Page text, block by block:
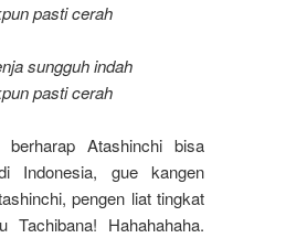
pasti cerah
sungguh indah
pasti cerah
Atashinchi bisa
Indonesia, gue kangen
pengen liat tingkat
Tachibana! Hahahahaha.